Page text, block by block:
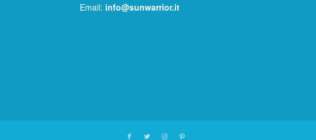
Email: info@sunwarrior.it